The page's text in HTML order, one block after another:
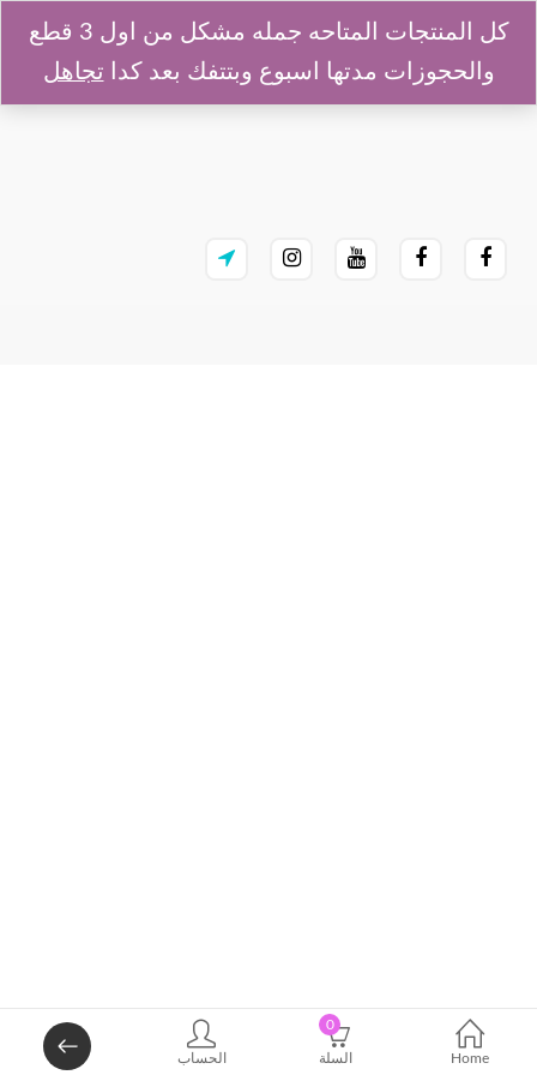
Home
0
السلة الحساب
كل المنتجات المتاحه جمله مشكل من اول 3 قطع
والحجوزات مدتها اسبوع وبتتفك بعد كدا تجاهل